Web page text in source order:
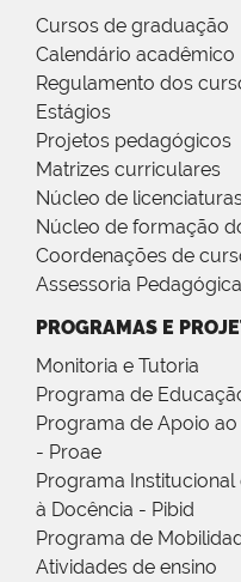
Cursos de graduação
Calendário acadêmico
Regulamento dos
Estágios
Projetos pedagógicos
Matrizes curriculares
Núcleo de
Núcleo de formação
Coordenações de
Assessoria
PROGRAMAS E
Monitoria e Tutoria
Programa de
Programa de Apoio
- Proae
Programa
à Docência - Pibid
Programa de
Atividades de ensino